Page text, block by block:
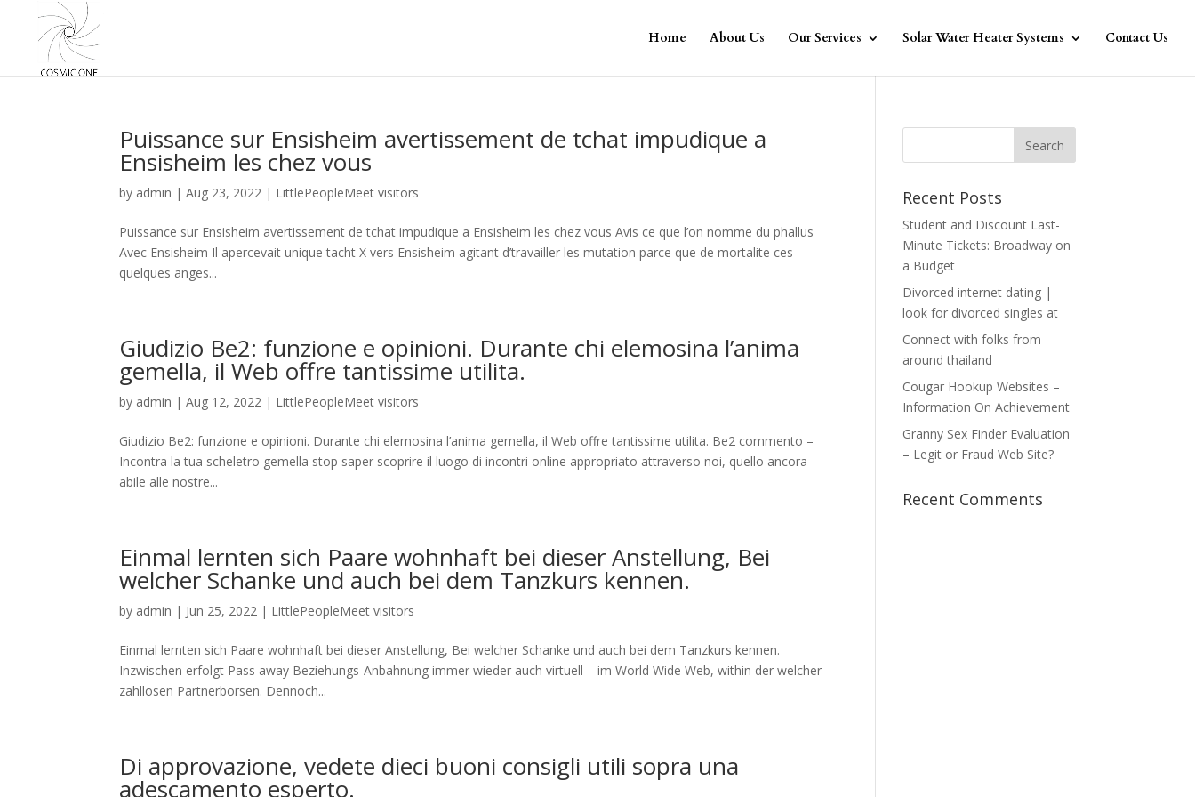
Home About Us Our Services Solar Water Heater Systems Contact Us
Puissance sur Ensisheim avertissement de tchat impudique a
Ensisheim les chez vous
by admin |Aug 23, 2022 | LittlePeopleMeet visitors
Puissance sur Ensisheim avertissement de tchat impudique a Ensisheim les chez vous Avis ce que l’on nomme du phallus
Avec Ensisheim Il apercevait unique tacht X vers Ensisheim agitant d’travailler les mutation parce que de mortalite ces
quelques anges...
Giudizio Be2: funzione e opinioni. Durante chi elemosina l’anima
gemella, il Web offre tantissime utilita.
by admin |Aug 12, 2022 | LittlePeopleMeet visitors
Giudizio Be2: funzione e opinioni. Durante chi elemosina l’anima gemella, il Web offre tantissime utilita. Be2 commento –
Incontra la tua scheletro gemella stop saper scoprire il luogo di incontri online appropriato attraverso noi, quello ancora
abile alle nostre...
Einmal lernten sich Paare wohnhaft bei dieser Anstellung, Bei
welcher Schanke und auch bei dem Tanzkurs kennen.
by admin | Jun 25, 2022 | LittlePeopleMeet visitors
Einmal lernten sich Paare wohnhaft bei dieser Anstellung, Bei welcher Schanke und auch bei dem Tanzkurs kennen.
Inzwischen erfolgt Pass away Beziehungs-Anbahnung immer wieder auch virtuell – im World Wide Web, within der welcher
zahllosen Partnerborsen. Dennoch...
Di approvazione, vedete dieci buoni consigli utili sopra una
adescamento esperto.
Recent Posts
Student and Discount Last-
Minute Tickets: Broadway on
a Budget
Divorced internet dating |
look for divorced singles at
Connect with folks from
around thailand
Cougar Hookup Websites –
Information On Achievement
Granny Sex Finder Evaluation
– Legit or Fraud Web Site?
Recent Comments